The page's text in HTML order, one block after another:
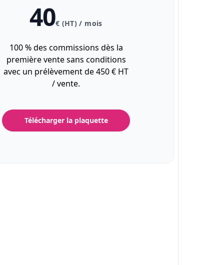
40€ (HT) / mois
100 % des commissions dès la
première vente sans conditions
avec un prélèvement de 450 € HT
/ vente.
Télécharger la plaquette